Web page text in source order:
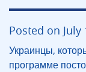
Posted on July
Украинцы,
программе